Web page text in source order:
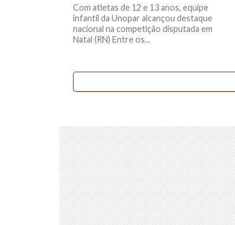
Com atletas de 12 e 13 anos, equipe
infantil da Unopar alcançou destaque
nacional na competição disputada em
Natal (RN) Entre os...